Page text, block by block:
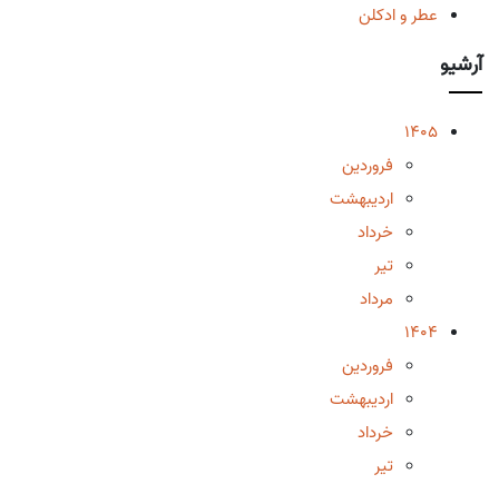
عطر و ادکلن
آرشیو
1405
فروردین
اردیبهشت
خرداد
تیر
مرداد
1404
فروردین
اردیبهشت
خرداد
تیر